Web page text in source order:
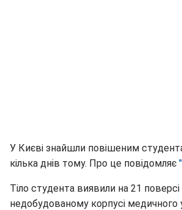
У Києві знайшли повішеним
кілька днів тому. Про це повідомляє
Тіло студента виявили на 21
недобудованому корпусі медичного